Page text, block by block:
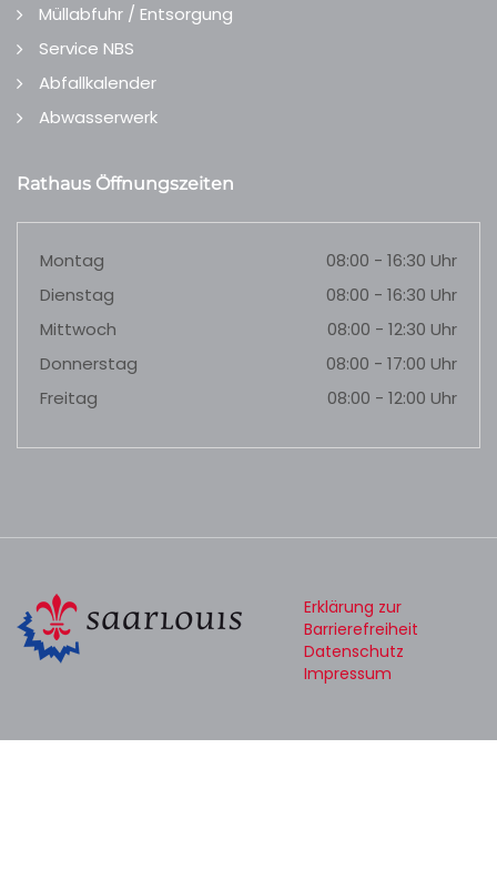
Müllabfuhr / Entsorgung
Service NBS
Abfallkalender
Abwasserwerk
Rathaus Öffnungszeiten
Montag
08:00 - 16:30 Uhr
Dienstag
08:00 - 16:30 Uhr
Mittwoch
08:00 - 12:30 Uhr
Donnerstag
08:00 - 17:00 Uhr
Freitag
08:00 - 12:00 Uhr
Erklärung zur
Barrierefreiheit
Datenschutz
Impressum